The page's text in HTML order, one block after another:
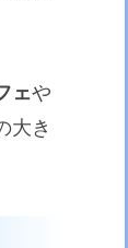
ェや
大き